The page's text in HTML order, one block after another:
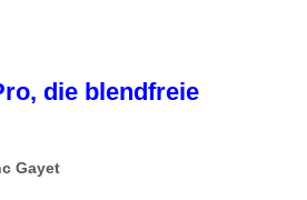
die blendfreie
Gayet